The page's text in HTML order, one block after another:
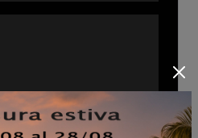
Privacy Policy